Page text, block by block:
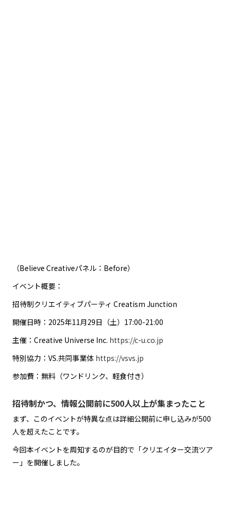
（Believe Creativeパネル：Before）
イベント概要：
招待制クリエイティブパーティ Creatism Junction
開催日時：2025年11月29日（土）17:00-21:00
主催：Creative Universe Inc. https://c-u.co.jp
特別協力：VS.共同事業体 https://vsvs.jp
参加費：無料（ワンドリンク、軽食付き）
招待制かつ、情報公開前に500人以上が集まったこと
まず、このイベントが特異な点は詳細公開前に申し込みが500
人を超えたことです。
今回本イベントを周知するのが目的で「クリエイター交流ツア
ー」を開催しました。